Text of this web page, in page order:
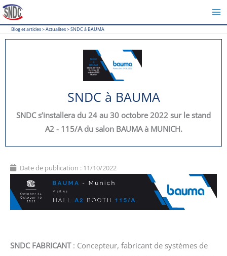
Aller
au
contenu
Blog et articles>Actualites>SNDC à BAUMA
SNDC à BAUMA
SNDC s’installera du 24 au 30 octobre 2022 sur le stand
A2 - 115/A du salon BAUMA à MUNICH.
Date de publication : 11/10/2022
SNDC FABRICANT: Concepteur, fabricant de systèmes de